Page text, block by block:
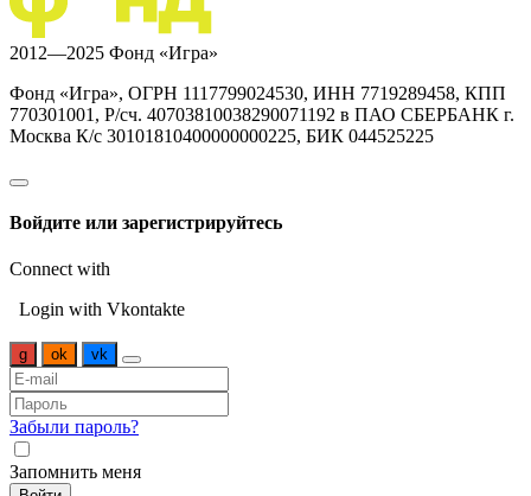
2012—2025 Фонд «Игра»
Фонд «Игра», ОГРН 1117799024530, ИНН 7719289458, КПП
770301001, Р/сч. 40703810038290071192 в ПАО СБЕРБАНК г.
Москва К/с 30101810400000000225, БИК 044525225
Войдите или зарегистрируйтесь
Connect with
Login with Vkontakte
g ok vk
Забыли пароль?
Запомнить меня